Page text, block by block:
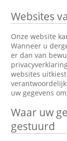
Websites
Onze website
Wanneer u
er dan van
websites
uw gegevens
Waar uw
gestuurd